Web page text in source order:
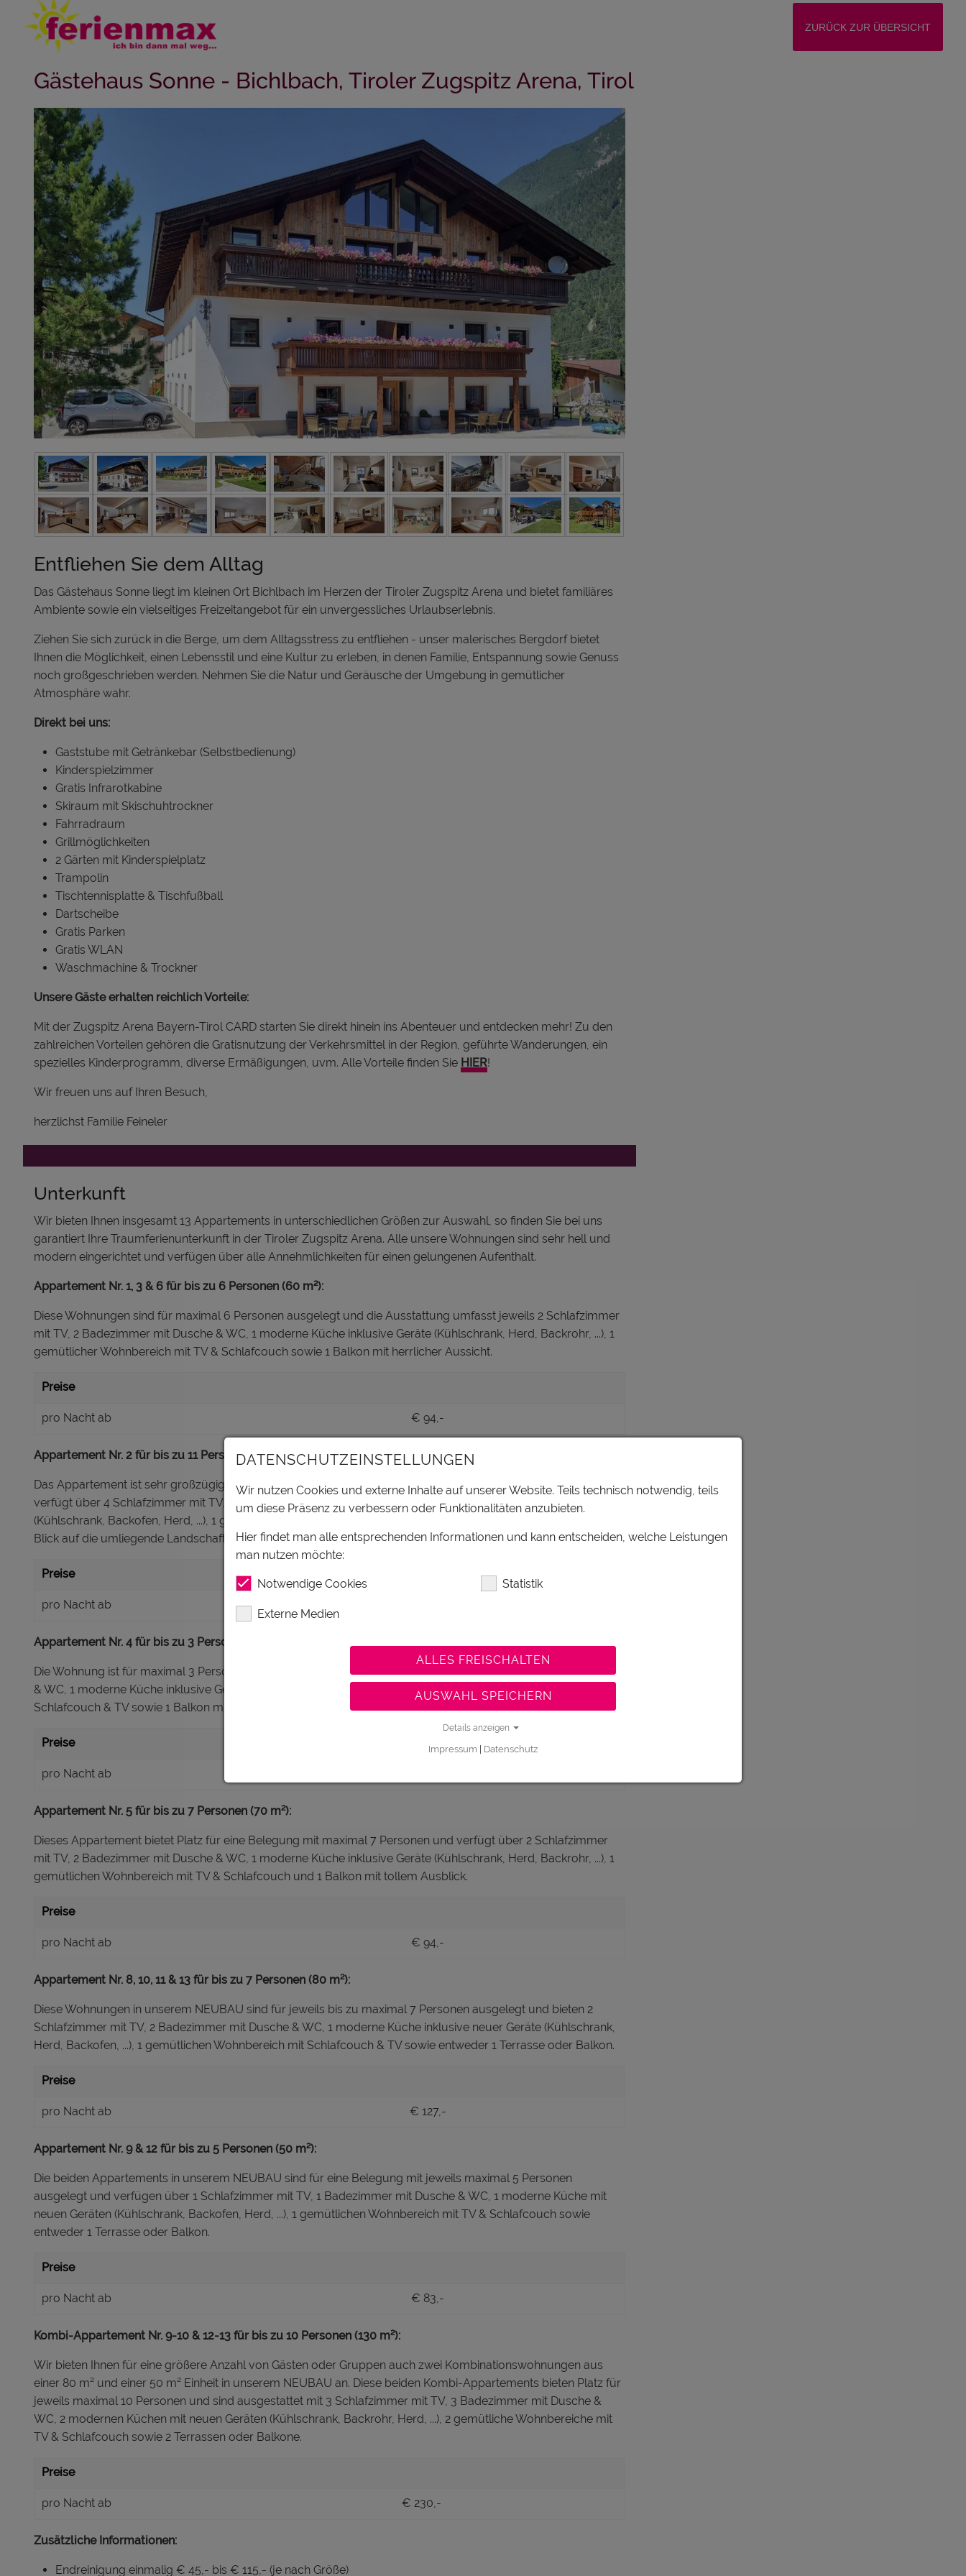
ZURÜCK ZUR ÜBERSICHT
Gästehaus Sonne - Bichlbach, Tiroler Zugspitz Arena, Tirol
Entfliehen Sie dem Alltag
Das Gästehaus Sonne liegt im kleinen Ort Bichlbach im Herzen der Tiroler Zugspitz Arena und bietet familiäres
Ambiente sowie ein vielseitiges Freizeitangebot für ein unvergessliches Urlaubserlebnis.
Ziehen Sie sich zurück in die Berge, um dem Alltagsstress zu entfliehen - unser malerisches Bergdorf bietet
Ihnen die Möglichkeit, einen Lebensstil und eine Kultur zu erleben, in denen Familie, Entspannung sowie Genuss
noch großgeschrieben werden. Nehmen Sie die Natur und Geräusche der Umgebung in gemütlicher
Atmosphäre wahr.
Direkt bei uns:
Gaststube mit Getränkebar (Selbstbedienung)
Kinderspielzimmer
Gratis Infrarotkabine
Skiraum mit Skischuhtrockner
Fahrradraum
Grillmöglichkeiten
2 Gärten mit Kinderspielplatz
Trampolin
Tischtennisplatte & Tischfußball
Dartscheibe
Gratis Parken
Gratis WLAN
Waschmachine & Trockner
Unsere Gäste erhalten reichlich Vorteile:
Mit der Zugspitz Arena Bayern-Tirol CARD starten Sie direkt hinein ins Abenteuer und entdecken mehr! Zu den
zahlreichen Vorteilen gehören die Gratisnutzung der Verkehrsmittel in der Region, geführte Wanderungen, ein
spezielles Kinderprogramm, diverse Ermäßigungen, uvm. Alle Vorteile finden Sie HIER!
Wir freuen uns auf Ihren Besuch,
herzlichst Familie Feineler
Unterkunft
Wir bieten Ihnen insgesamt 13 Appartements in unterschiedlichen Größen zur Auswahl, so finden Sie bei uns
garantiert Ihre Traumferienunterkunft in der Tiroler Zugspitz Arena. Alle unsere Wohnungen sind sehr hell und
modern eingerichtet und verfügen über alle Annehmlichkeiten für einen gelungenen Aufenthalt.
Appartement Nr. 1, 3 & 6 für bis zu 6 Personen (60 m²):
Diese Wohnungen sind für maximal 6 Personen ausgelegt und die Ausstattung umfasst jeweils 2 Schlafzimmer
mit TV, 2 Badezimmer mit Dusche & WC, 1 moderne Küche inklusive Geräte (Kühlschrank, Herd, Backrohr, ...), 1
gemütlicher Wohnbereich mit TV & Schlafcouch sowie 1 Balkon mit herrlicher Aussicht.
Preise
pro Nacht ab € 94,-
Appartement Nr. 2 für bis zu 11 Personen (100 m²):
Das Appartement ist sehr großzügig gestaltet und bietet Platz für eine Belegung mit maximal 11 Personen. Es
verfügt über 4 Schlafzimmer mit TV, 3 Badezimmer mit Dusche & WC, 1 moderne Küche inklusive Geräte
(Kühlschrank, Backofen, Herd, ...), 1 gemütlichen Wohnbereich mit Schlafcouch & TV und 1 Balkon mit tollem
Blick auf die umliegende Landschaft.
Preise
pro Nacht ab
Appartement Nr. 4 für bis zu 3 Personen (35 m²):
Die Wohnung ist für maximal 3 Personen ausgelegt und bietet 1 Schlafzimmer mit TV, 1 Badezimmer mit Dusche
& WC, 1 moderne Küche inklusive Geräte (Kühlschrank, Herd, Backrohr, ...), 1 gemütlichen Wohnbereich mit
Schlafcouch & TV sowie 1 Balkon mit herrlichem Ausblick.
Preise
pro Nacht ab
Appartement Nr. 5 für bis zu 7 Personen (70 m²):
Dieses Appartement bietet Platz für eine Belegung mit maximal 7 Personen und verfügt über 2 Schlafzimmer
mit TV, 2 Badezimmer mit Dusche & WC, 1 moderne Küche inklusive Geräte (Kühlschrank, Herd, Backrohr, ...), 1
gemütlichen Wohnbereich mit TV & Schlafcouch und 1 Balkon mit tollem Ausblick.
Preise
pro Nacht ab € 94,-
Appartement Nr. 8, 10, 11 & 13 für bis zu 7 Personen (80 m²):
Diese Wohnungen in unserem NEUBAU sind für jeweils bis zu maximal 7 Personen ausgelegt und bieten 2
Schlafzimmer mit TV, 2 Badezimmer mit Dusche & WC, 1 moderne Küche inklusive neuer Geräte (Kühlschrank,
Herd, Backofen, ...), 1 gemütlichen Wohnbereich mit Schlafcouch & TV sowie entweder 1 Terrasse oder Balkon.
Preise
pro Nacht ab € 127,-
Appartement Nr. 9 & 12 für bis zu 5 Personen (50 m²):
Die beiden Appartements in unserem NEUBAU sind für eine Belegung mit jeweils maximal 5 Personen
ausgelegt und verfügen über 1 Schlafzimmer mit TV, 1 Badezimmer mit Dusche & WC, 1 moderne Küche mit
neuen Geräten (Kühlschrank, Backofen, Herd, ...), 1 gemütlichen Wohnbereich mit TV & Schlafcouch sowie
entweder 1 Terrasse oder Balkon.
Preise
pro Nacht ab € 83,-
Kombi-Appartement Nr. 9-10 & 12-13 für bis zu 10 Personen (130 m²):
Wir bieten Ihnen für eine größere Anzahl von Gästen oder Gruppen auch zwei Kombinationswohnungen aus
einer 80 m² und einer 50 m² Einheit in unserem NEUBAU an. Diese beiden Kombi-Appartements bieten Platz für
jeweils maximal 10 Personen und sind ausgestattet mit 3 Schlafzimmer mit TV, 3 Badezimmer mit Dusche &
WC, 2 modernen Küchen mit neuen Geräten (Kühlschrank, Backrohr, Herd, ...), 2 gemütliche Wohnbereiche mit
TV & Schlafcouch sowie 2 Terrassen oder Balkone.
Preise
pro Nacht ab € 230,-
Zusätzliche Informationen:
Endreinigung einmalig € 45,- bis € 115,- (je nach Größe)
DATENSCHUTZEINSTELLUNGEN
Wir nutzen Cookies und externe Inhalte auf unserer Website. Teils technisch notwendig, teils
um diese Präsenz zu verbessern oder Funktionalitäten anzubieten.
Hier findet man alle entsprechenden Informationen und kann entscheiden, welche Leistungen
man nutzen möchte:
Notwendige Cookies Statistik
Externe Medien
ALLES FREISCHALTEN
AUSWAHL SPEICHERN
Details anzeigen
Impressum Datenschutz